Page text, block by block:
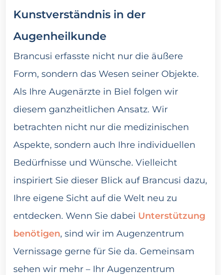
Kunstverständnis in der
Augenheilkunde
Brancusi erfasste nicht nur die äußere
Form, sondern das Wesen seiner Objekte.
Als Ihre Augenärzte in Biel folgen wir
diesem ganzheitlichen Ansatz. Wir
betrachten nicht nur die medizinischen
Aspekte, sondern auch Ihre individuellen
Bedürfnisse und Wünsche. Vielleicht
inspiriert Sie dieser Blick auf Brancusi dazu,
Ihre eigene Sicht auf die Welt neu zu
entdecken. Wenn Sie dabei Unterstützung
benötigen, sind wir im Augenzentrum
Vernissage gerne für Sie da. Gemeinsam
sehen wir mehr – Ihr Augenzentrum